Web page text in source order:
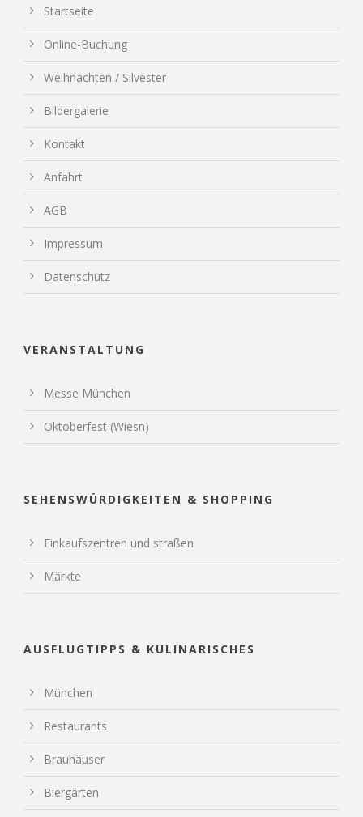
Startseite
Online-Buchung
Weihnachten / Silvester
Bildergalerie
Kontakt
Anfahrt
AGB
Impressum
Datenschutz
VERANSTALTUNG
Messe München
Oktoberfest (Wiesn)
SEHENSWÜRDIGKEITEN & SHOPPING
Einkaufszentren und straßen
Märkte
AUSFLUGTIPPS & KULINARISCHES
München
Restaurants
Brauhäuser
Biergärten